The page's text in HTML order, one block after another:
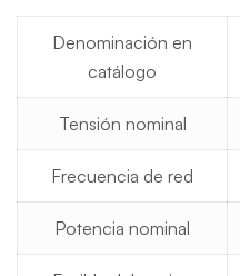
Denominación en
catálogo
Tensión nominal
Frecuencia de red
Potencia nominal